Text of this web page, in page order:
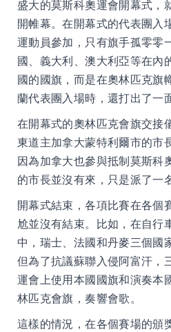
盛大的莫斯科奧運會開幕式，
開帷幕。在開幕式的代表團入
運動員參加，只有旗手孤零零
國、義大利、澳大利亞等在內
國的國旗，而是在奧林匹克旗
蘭代表團入場時，還打出了一
在開幕式的奧林匹克會旗交接
東道主加拿大蒙特利爾市的市
因為加拿大也參與抵制莫斯科
的市長並沒有來，只是派了一
開幕式結束，各項比賽在各個
尬並沒有結束。比如，在自
中，瑞士、法國和丹麥三個國
但為了抗議蘇聯入侵阿富汗，
運會上使用本國國旗和演奏本
林匹克會旗，奏響會歌。
這樣的情況，在各個賽場的頒